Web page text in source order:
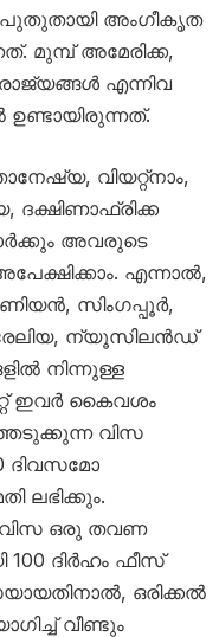
പുതുതായി അംഗീകൃത
മുമ്പ് അമേരിക്ക,
എന്നിവ
ഉണ്ടായിരുന്നത്.
വിയറ്റ്നാം,
ദക്ഷിണാഫ്രിക്ക
അവരുടെ
എന്നാൽ,
സിംഗപ്പൂർ,
ന്യൂസിലൻഡ്
നിന്നുള്ള
ഇവർ കൈവശം
വിസ
ദിവസമോ
ലഭിക്കും.
ഒരു തവണ
ദിർഹം ഫീസ്
ഒരിക്കൽ
വീണ്ടും